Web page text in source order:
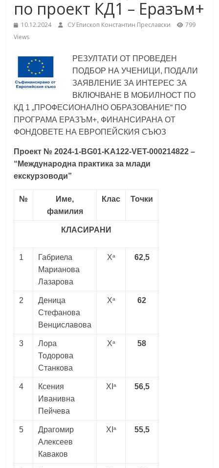
under the Erasmus+ Programme in
Malaga, Spain
School,
Burgas
Средно
училище
"Епископ
Преславски"
Бургас
по проект КД1 – Еразъм+
10.12.2024 СУ Епископ Константин Преславски
799
Views
РЕЗУЛТАТИ ОТ ПРОВЕДЕН
ПОДБОР НА УЧЕНИЦИ, ПОДАЛИ
ЗАЯВЛЕНИЕ ЗА ИНТЕРЕС ЗА
ВКЛЮЧВАНЕ В МОБИЛНОСТ ПО
КД 1 „ПРОФЕСИОНАЛНО ОБРАЗОВАНИЕ“ ПО
ПРОГРАМА ЕРАЗЪМ+, ФИНАНСИРАНА ОТ
ФОНДОВЕТЕ НА ЕВРОПЕЙСКИЯ СЪЮЗ
Проект № 2024-1-BG01-KA122-VET-000214822 –
“Международна практика за млади
екскурзоводи”
№
Име,
фамилия
Клас Точки
КЛАСИРАНИ
1
Габриела
Марианова
Лазарова
Xa 62,5
2
Деница
Стефанова
Венциславова
Xa 62
3
Лора
Тодорова
Станкова
Xa 58
4
Ксения
Иванивна
Пейчева
XI a 56,5
5
Драгомир
Алексеев
Каваков
XI a 55,5